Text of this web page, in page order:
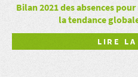
Bilan 2021 des absences
la tendance
LIRE LA